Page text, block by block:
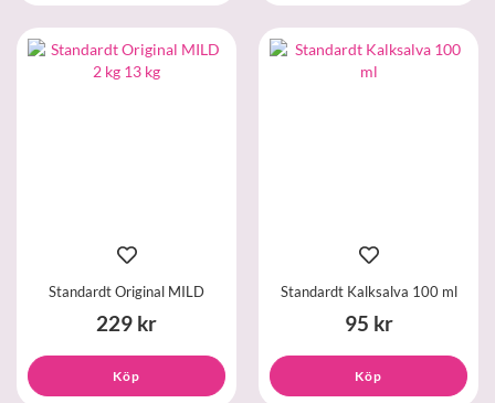
Standardt Original MILD
229 kr
Köp
Standardt Kalksalva 100 ml
95 kr
Köp